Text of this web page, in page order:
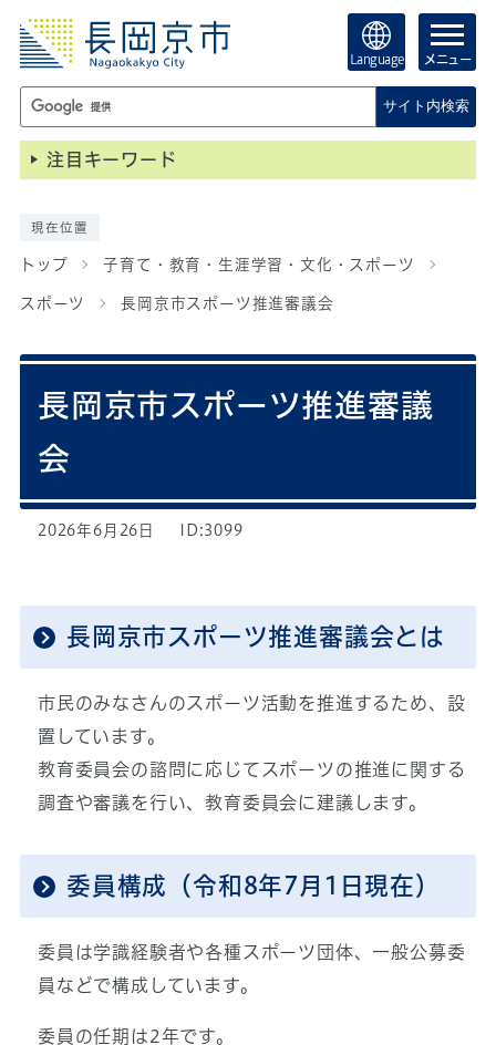
Language メニュー
サイト内検索
注目キーワード
現在位置
トップ 子育て・教育・生涯学習・文化・スポーツ
スポーツ 長岡京市スポーツ推進審議会
長岡京市スポーツ推進審議
会
2026年6月26日 ID:3099
長岡京市スポーツ推進審議会とは
市民のみなさんのスポーツ活動を推進するため、設
置しています。
教育委員会の諮問に応じてスポーツの推進に関する
調査や審議を行い、教育委員会に建議します。
委員構成（令和8年7月1日現在）
委員は学識経験者や各種スポーツ団体、一般公募委
員などで構成しています。
委員の任期は2年です。